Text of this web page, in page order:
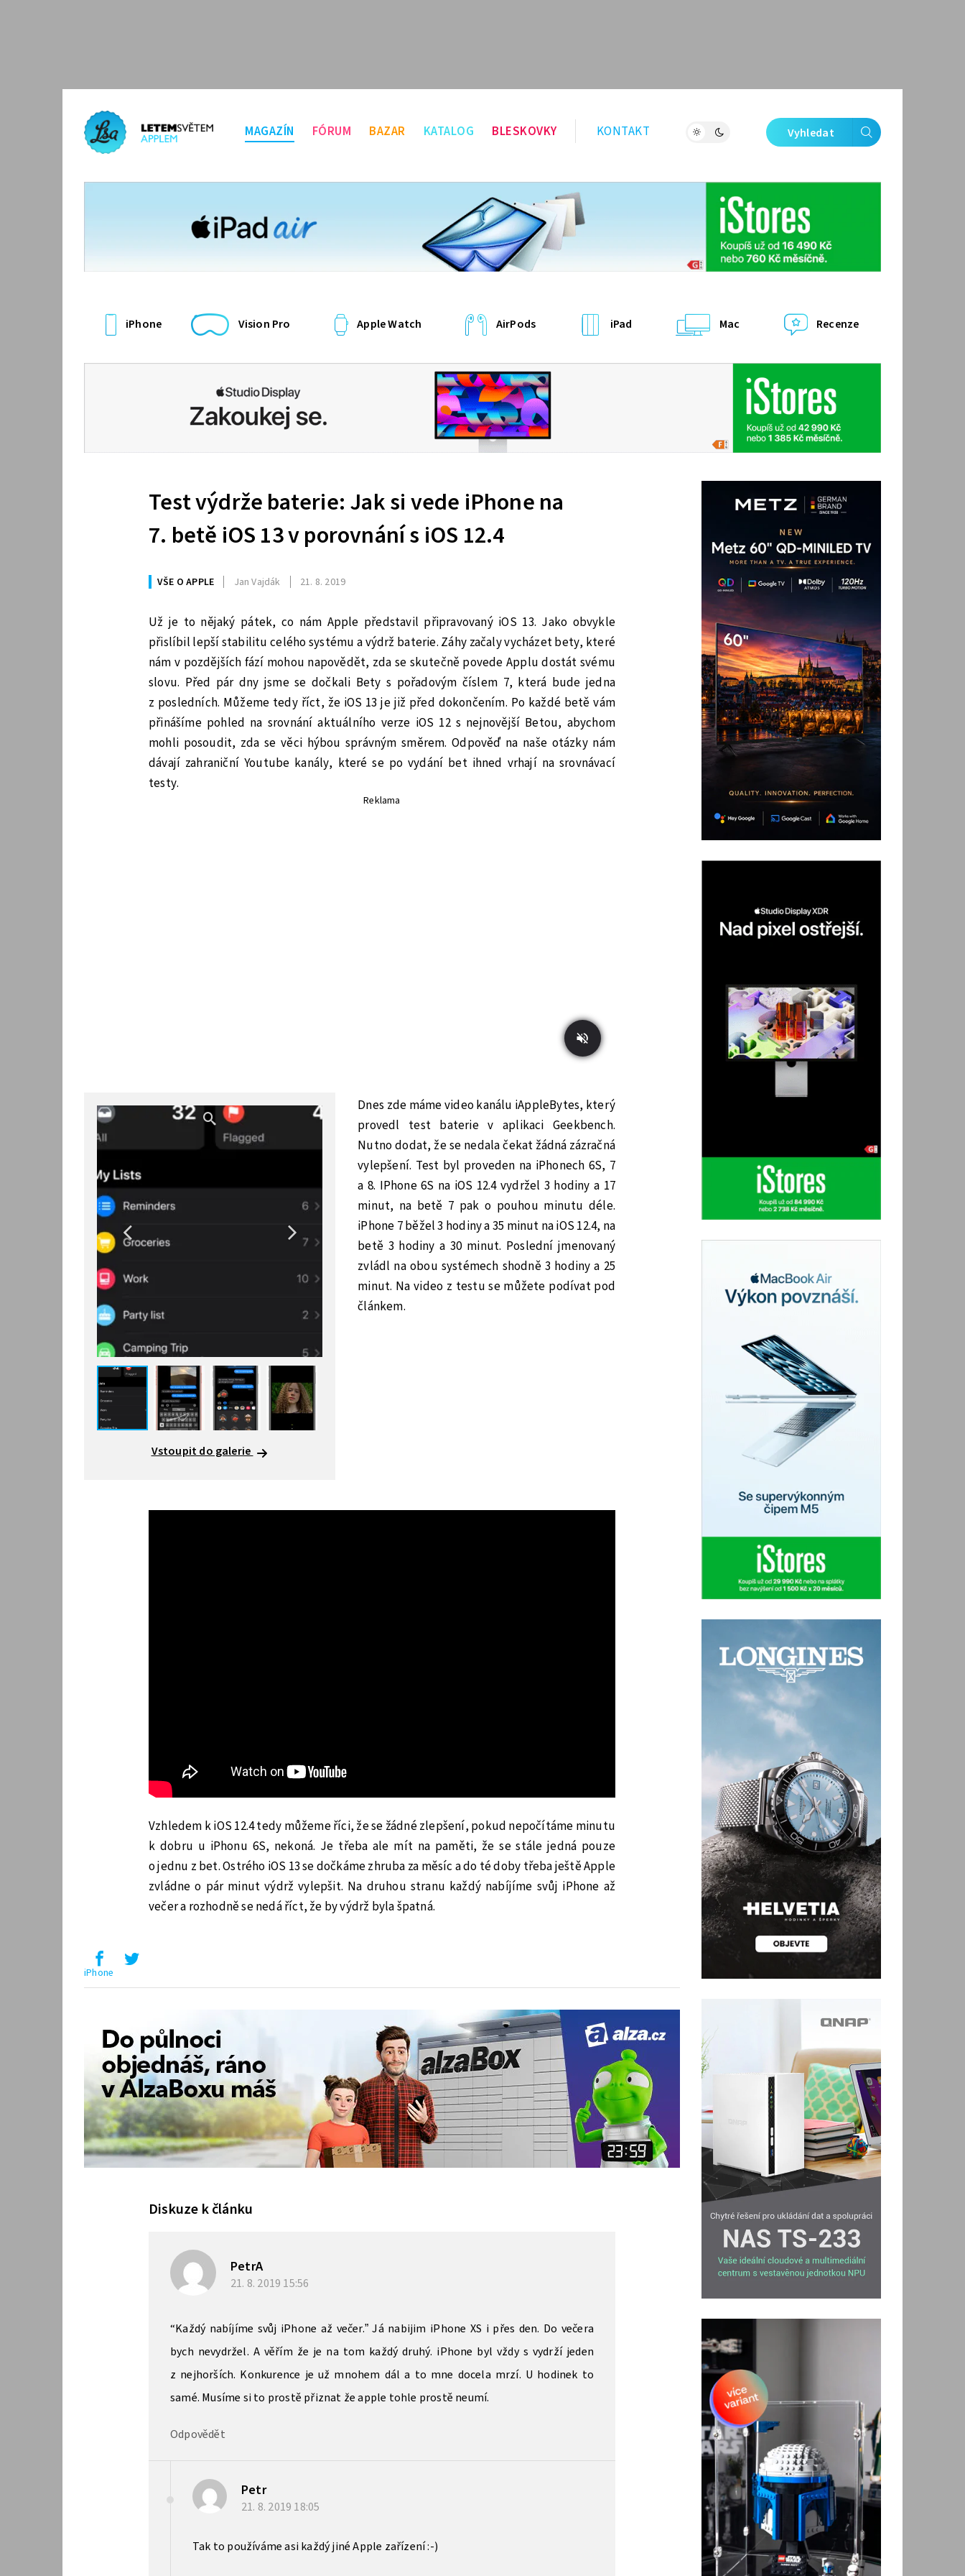
MAGAZÍN FÓRUM BAZAR KATALOG BLESKOVKY KONTAKT Vyhledat
iPhone Vision Pro Apple Watch AirPods iPad Mac Recenze
Test výdrže baterie: Jak si vede iPhone na
7. betě iOS 13 v porovnání s iOS 12.4
VŠE O APPLE Jan Vajdák 21. 8. 2019
Už je to nějaký pátek, co nám Apple představil připravovaný iOS 13. Jako obvykle
přislíbil lepší stabilitu celého systému a výdrž baterie. Záhy začaly vycházet bety, které
nám v pozdějších fází mohou napovědět, zda se skutečně povede Applu dostát svému
slovu. Před pár dny jsme se dočkali Bety s pořadovým číslem 7, která bude jedna
z posledních. Můžeme tedy říct, že iOS 13 je již před dokončením. Po každé betě vám
přinášíme pohled na srovnání aktuálního verze iOS 12 s nejnovější Betou, abychom
mohli posoudit, zda se věci hýbou správným směrem. Odpověď na naše otázky nám
dávají zahraniční Youtube kanály, které se po vydání bet ihned vrhají na srovnávací
testy.
Reklama
Vstoupit do galerie
Dnes zde máme video kanálu iAppleBytes, který
provedl test baterie v aplikaci Geekbench.
Nutno dodat, že se nedala čekat žádná zázračná
vylepšení. Test byl proveden na iPhonech 6S, 7
a 8. IPhone 6S na iOS 12.4 vydržel 3 hodiny a 17
minut, na betě 7 pak o pouhou minutu déle.
iPhone 7 běžel 3 hodiny a 35 minut na iOS 12.4, na
betě 3 hodiny a 30 minut. Poslední jmenovaný
zvládl na obou systémech shodně 3 hodiny a 25
minut. Na video z testu se můžete podívat pod
článkem.
Vzhledem k iOS 12.4 tedy můžeme říci, že se žádné zlepšení, pokud nepočítáme minutu
k dobru u iPhonu 6S, nekoná. Je třeba ale mít na paměti, že se stále jedná pouze
o jednu z bet. Ostrého iOS 13 se dočkáme zhruba za měsíc a do té doby třeba ještě Apple
zvládne o pár minut výdrž vylepšit. Na druhou stranu každý nabíjíme svůj iPhone až
večer a rozhodně se nedá říct, že by výdrž byla špatná.
iPhone
Diskuze k článku
PetrA
21. 8. 2019 15:56
“Každý nabíjíme svůj iPhone až večer.” Já nabijim iPhone XS i přes den. Do večera
bych nevydržel. A věřím že je na tom každý druhý. iPhone byl vždy s vydrží jeden
z nejhorších. Konkurence je už mnohem dál a to mne docela mrzí. U hodinek to
samé. Musíme si to prostě přiznat že apple tohle prostě neumí.
Odpovědět
Petr
21. 8. 2019 18:05
Tak to používáme asi každý jiné Apple zařízení :-)